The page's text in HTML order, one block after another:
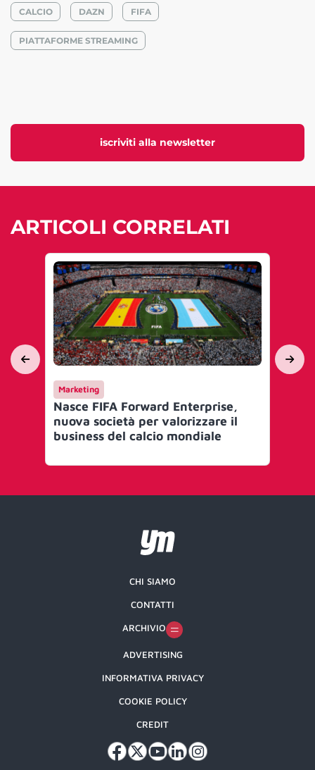
iscriviti alla newsletter
CALCIO DAZN FIFA
PIATTAFORME STREAMING
ARTICOLI CORRELATI
Marketing
Nasce FIFA Forward Enterprise,
nuova società per valorizzare il
business del calcio mondiale
CHI SIAMO
CONTATTI
ARCHIVIO
ADVERTISING
INFORMATIVA PRIVACY
COOKIE POLICY
CREDIT